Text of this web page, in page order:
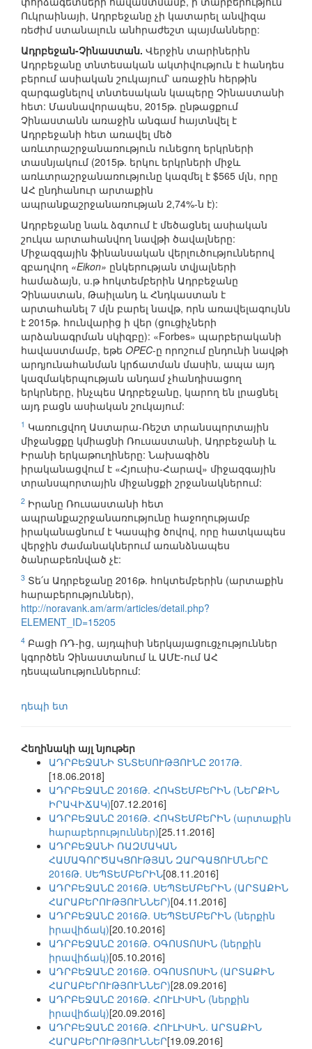
Ուկրաինայի, Ադրբեջանը չի կատարել անվիզա
ռեժիմ ստանալուն անհրաժեշտ պայմանները:
Ադրբեջան-Չինաստան. Վերջին տարիներին
Ադրբեջանը տնտեսական ակտիվություն է հանդես
բերում ասիական շուկայում՝ առաջին հերթին
զարգացնելով տնտեսական կապերը Չինաստանի
հետ: Մասնավորապես, 2015թ. ընթացքում
Չինաստանն առաջին անգամ հայտնվել է
Ադրբեջանի հետ առավել մեծ
առևտրաշրջանառություն ունեցող երկրների
տասնյակում (2015թ. երկու երկրների միջև
առևտրաշրջանառությունը կազմել է $565 մլն, որը
ԱՀ ընդհանուր արտաքին
ապրանքաշրջանառության 2,74%-ն է):
Ադրբեջանը նաև ձգտում է մեծացնել ասիական
շուկա արտահանվող նավթի ծավալները:
Միջազգային ֆինանսական վերլուծություններով
զբաղվող «Eikon» ընկերության տվյալների
համաձայն, ս.թ հոկտեմբերին Ադրբեջանը
Չինաստան, Թաիլանդ և Հնդկաստան է
արտահանել 7 մլն բարել նավթ, որն առավելագույնն
է 2015թ. հունվարից ի վեր (ցուցիչների
արձանագրման սկիզբը): «Forbes» պարբերականի
հավաստմամբ, եթե OPEC-ը որոշում ընդունի նավթի
արդյունահանման կրճատման մասին, ապա այդ
կազմակերպության անդամ չհանդիսացող
երկրները, ինչպես Ադրբեջանը, կարող են լրացնել
այդ բացն ասիական շուկայում:
1 Կառուցվող Աստարա-Ռեշտ տրանսպորտային
միջանցքը կմիացնի Ռուսաստանի, Ադրբեջանի և
Իրանի երկաթուղիները: Նախագիծն
իրականացվում է «Հյուսիս-Հարավ» միջազգային
տրանսպորտային միջանցքի շրջանակներում:
2 Իրանը Ռուսաստանի հետ
ապրանքաշրջանառությունը հաջողությամբ
իրականացնում է Կասպից ծովով, որը հատկապես
վերջին ժամանակներում առանձնապես
ծանրաբեռնված չէ:
3 Տե՛ս Ադրբեջանը 2016թ. հոկտեմբերին (արտաքին
հարաբերություններ),
http://noravank.am/arm/articles/detail.php?
ELEMENT_ID=15205
4 Բացի ՌԴ-ից, այդպիսի ներկայացուցչություններ
կգործեն Չինաստանում և ԱՄԷ-ում ԱՀ
դեսպանություններում:
դեպի ետ
Հեղինակի այլ նյութեր
ԱԴՐԲԵՋԱՆԻ ՏՆՏԵՍՈՒԹՅՈՒՆԸ 2017Թ.
[18.06.2018]
ԱԴՐԲԵՋԱՆԸ 2016Թ. ՀՈԿՏԵՄԲԵՐԻՆ (ՆԵՐՔԻՆ
ԻՐԱՎԻՃԱԿ)[07.12.2016]
ԱԴՐԲԵՋԱՆԸ 2016Թ. ՀՈԿՏԵՄԲԵՐԻՆ (արտաքին
հարաբերություններ)[25.11.2016]
ԱԴՐԲԵՋԱՆԻ ՌԱԶՄԱԿԱՆ
ՀԱՄԱԳՈՐԾԱԿՑՈՒԹՅԱՆ ԶԱՐԳԱՑՈՒՄՆԵՐԸ
2016Թ. ՍԵՊՏԵՄԲԵՐԻՆ[08.11.2016]
ԱԴՐԲԵՋԱՆԸ 2016Թ. ՍԵՊՏԵՄԲԵՐԻՆ (ԱՐՏԱՔԻՆ
ՀԱՐԱԲԵՐՈՒԹՅՈՒՆՆԵՐ)[04.11.2016]
ԱԴՐԲԵՋԱՆԸ 2016Թ. ՍԵՊՏԵՄԲԵՐԻՆ (ներքին
իրավիճակ)[20.10.2016]
ԱԴՐԲԵՋԱՆԸ 2016Թ. ՕԳՈՍՏՈՍԻՆ (ներքին
իրավիճակ)[05.10.2016]
ԱԴՐԲԵՋԱՆԸ 2016Թ. ՕԳՈՍՏՈՍԻՆ (ԱՐՏԱՔԻՆ
ՀԱՐԱԲԵՐՈՒԹՅՈՒՆՆԵՐ)[28.09.2016]
ԱԴՐԲԵՋԱՆԸ 2016Թ. ՀՈՒԼԻՍԻՆ (ներքին
իրավիճակ)[20.09.2016]
ԱԴՐԲԵՋԱՆԸ 2016Թ. ՀՈՒԼԻՍԻՆ. ԱՐՏԱՔԻՆ
ՀԱՐԱԲԵՐՈՒԹՅՈՒՆՆԵՐ[19.09.2016]